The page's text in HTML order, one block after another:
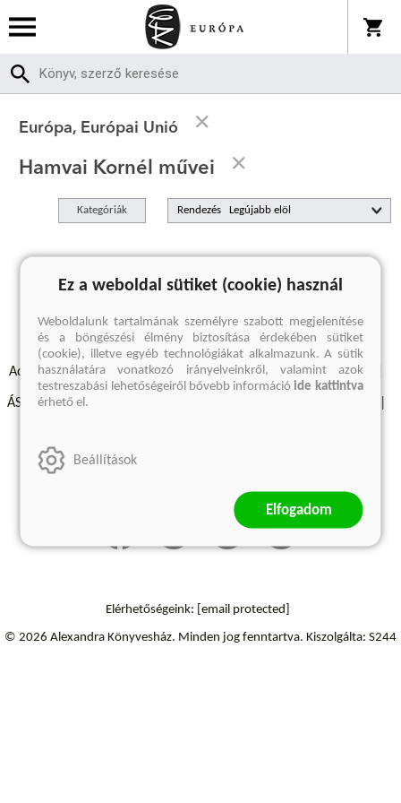
Európa, Európai Unió
Hamvai Kornél művei
Kategóriák Rendezés
A keresett kifejezésre nincs találat
Adatvédelmi szabályzatok Elállási felmondási nyilatkozat
ÁSZF - Vásárlási feltételek
Szállítási információk
Elérhetőségeink: [email protected]
© 2026 Alexandra Könyvesház. Minden jog fenntartva. Kiszolgálta: S244
Ez a weboldal sütiket (cookie) használ
Weboldalunk tartalmának személyre szabott megjelenítése
és a böngészési élmény biztosítása érdekében sütiket
(cookie), illetve egyéb technológiákat alkalmazunk. A sütik
használatára vonatkozó irányelveinkről, valamint azok
testreszabási lehetőségeiről bővebb információide kattintva
érhető el.
Beállítások
Elfogadom